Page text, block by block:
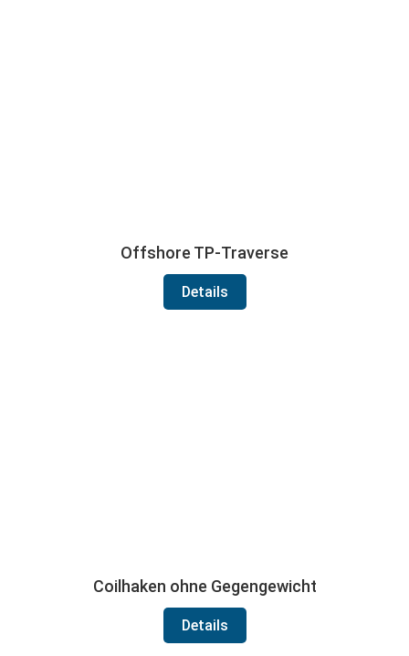
Offshore TP-Traverse
Details
Coilhaken ohne Gegengewicht
Details